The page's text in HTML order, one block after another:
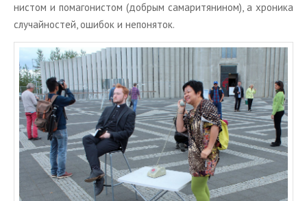
ни­стом и по­ма­го­ни­стом (доб­рым са­ма­ри­тя­ни­ном), а хро­ни­ка
слу­чай­но­стей, оши­бок и непо­ня­ток.